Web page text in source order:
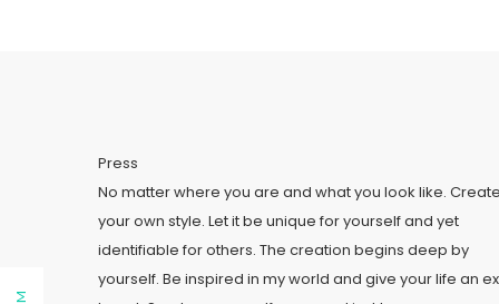
Press
No matter where you are and what you look like.
your own style. Let it be unique for yourself and yet
identifiable for others. The creation begins deep by
yourself. Be inspired in my world and give your life an